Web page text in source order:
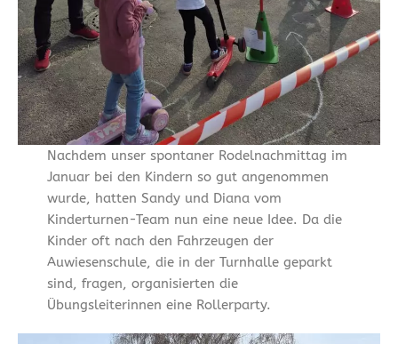
Nachdem unser spontaner Rodelnachmittag im
Januar bei den Kindern so gut angenommen
wurde, hatten Sandy und Diana vom
Kinderturnen-Team nun eine neue Idee. Da die
Kinder oft nach den Fahrzeugen der
Auwiesenschule, die in der Turnhalle geparkt
sind, fragen, organisierten die
Übungsleiterinnen eine Rollerparty.